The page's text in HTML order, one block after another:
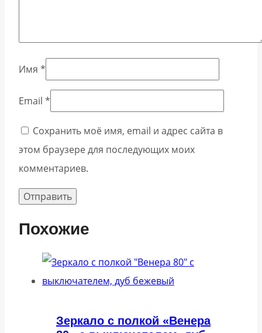
Имя *
Email *
Сохранить моё имя, email и адрес сайта в
этом браузере для последующих моих
комментариев.
Похожие
Зеркало с полкой «Венера